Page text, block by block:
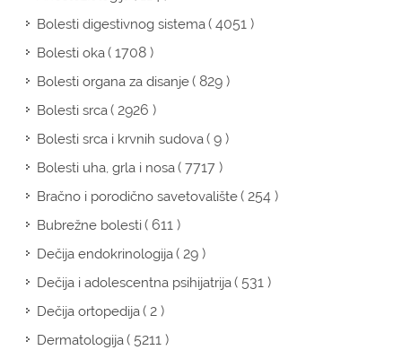
Bolesti digestivnog sistema( 4051 )
Bolesti oka( 1708 )
Bolesti organa za disanje( 829 )
Bolesti srca( 2926 )
Bolesti srca i krvnih sudova( 9 )
Bolesti uha, grla i nosa( 7717 )
Bračno i porodično savetovalište( 254 )
Bubrežne bolesti( 611 )
Dečija endokrinologija( 29 )
Dečija i adolescentna psihijatrija( 531 )
Dečija ortopedija( 2 )
Dermatologija( 5211 )